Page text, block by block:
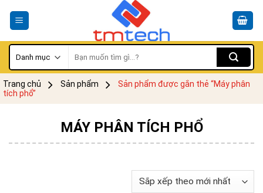
kiếm:
Trang chủ Sản phẩm
Sản phẩm được gắn thẻ “Máy phân
tích phổ”
MÁY PHÂN TÍCH PHỔ